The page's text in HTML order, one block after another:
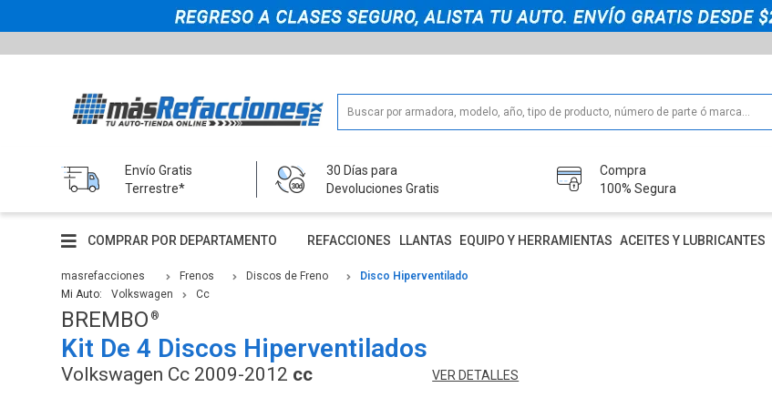
Envío Gratis
Terrestre*
30 Días para
Devoluciones Gratis
Compra
100% Segura
COMPRAR POR DEPARTAMENTO REFACCIONES LLANTAS EQUIPO Y HERRAMIENTAS ACEITES Y LUBRICANTES
masrefacciones Frenos Discos de Freno
Disco Hiperventilado
Mi Auto:
Volkswagen Cc
BREMBO
Kit De 4 Discos Hiperventilados
Volkswagen Cc 2009-2012 cc VER DETALLES